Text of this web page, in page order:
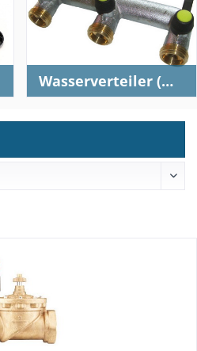
Wasserverteiler (Kopfstation)